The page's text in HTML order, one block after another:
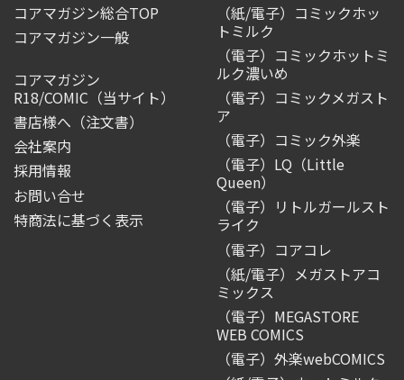
コアマガジン総合TOP
コアマガジン一般
コアマガジン
R18/COMIC （当サイト）
書店様へ（注文書）
会社案内
採用情報
お問い合せ
特商法に基づく表示
（紙/電子）コミックホッ
トミルク
（電子）コミックホットミ
ルク濃いめ
（電子）コミックメガスト
ア
（電子）コミック外楽
（電子）LQ（Little
Queen）
（電子）リトルガールスト
ライク
（電子）コアコレ
（紙/電子）メガストアコ
ミックス
（電子）MEGASTORE
WEB COMICS
（電子）外楽webCOMICS